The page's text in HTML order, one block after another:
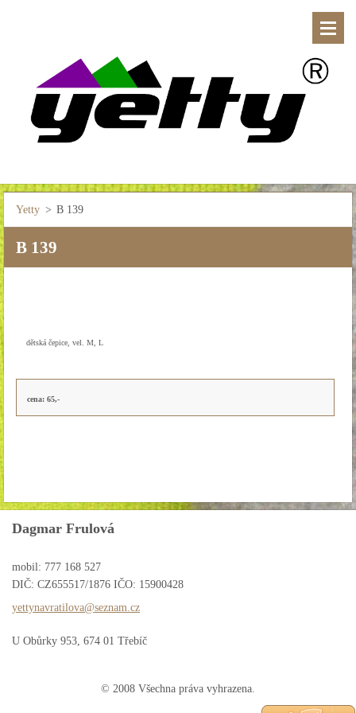
Yetty > B 139
B 139
dětská čepice, vel. M, L
cena: 65,-
Dagmar Frulová
mobil: 777 168 527
DIČ: CZ655517/1876 IČO: 15900428
yettynavratilova@seznam. cz
U Obůrky 953, 674 01 Třebíč
© 2008 Všechna práva vyhrazena.